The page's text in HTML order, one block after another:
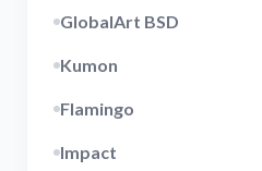
GlobalArt BSD
Kumon
Flamingo
Impact